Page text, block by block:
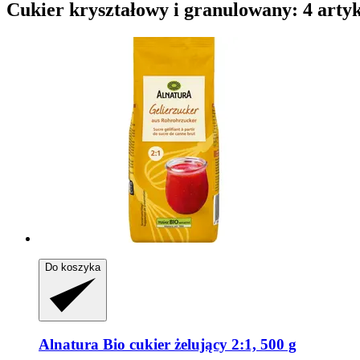
Cukier kryształowy i granulowany: 4
Do koszyka
Alnatura Bio cukier żelujący 2:1, 500 g